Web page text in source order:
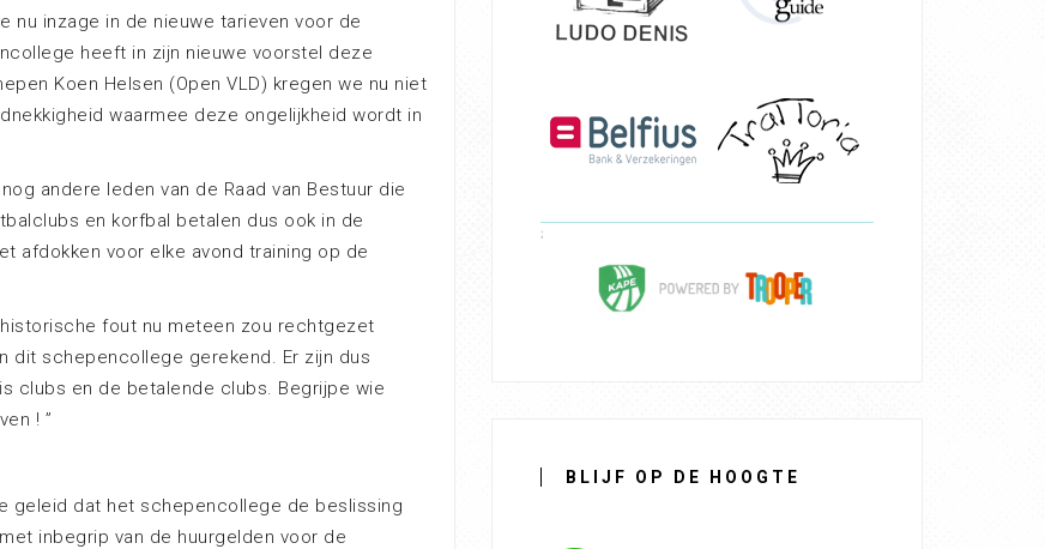
nu inzage in de nieuwe tarieven voor de
heeft in zijn nieuwe voorstel deze
Koen Helsen (Open VLD) kregen we nu niet
waarmee deze ongelijkheid wordt in
andere leden van de Raad van Bestuur die
en korfbal betalen dus ook in de
afdokken voor elke avond training op de
fout nu meteen zou rechtgezet
dit schepencollege gerekend. Er zijn dus
clubs en de betalende clubs. Begrijpe wie
! ”
geleid dat het schepencollege de beslissing
inbegrip van de huurgelden voor de
BLIJF OP DE HOOGTE